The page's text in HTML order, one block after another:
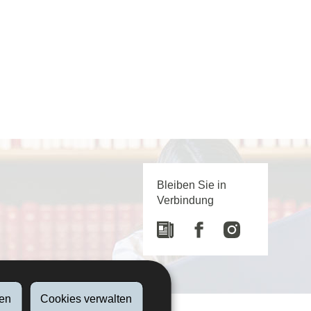
Cookies verwalten
Bleiben Sie in
Verbindung
NewspaperFacebook